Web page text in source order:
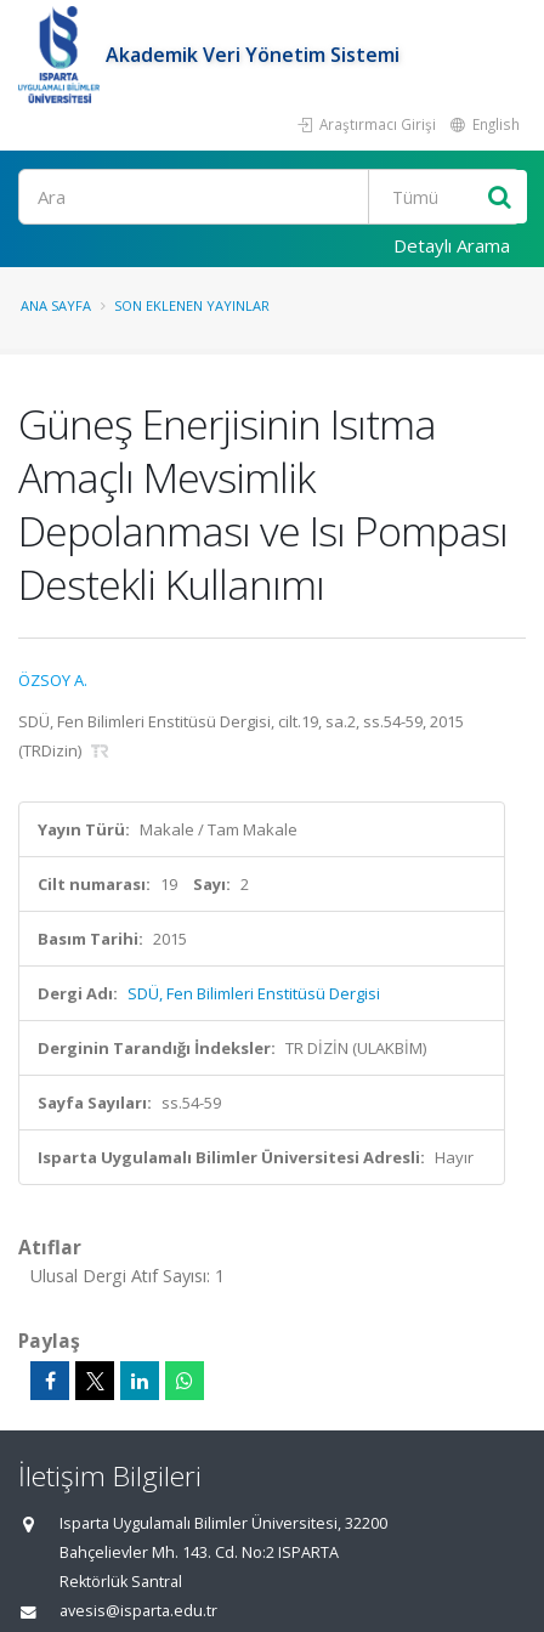
Akademik Veri Yönetim Sistemi
Araştırmacı Girişi English
Ara
Detaylı Arama
ANA SAYFA SON EKLENEN YAYINLAR
Güneş Enerjisinin Isıtma
Amaçlı Mevsimlik
Depolanması ve Isı Pompası
Destekli Kullanımı
ÖZSOY A.
SDÜ, Fen Bilimleri Enstitüsü Dergisi, cilt.19, sa.2, ss.54-59, 2015
(TRDizin)
Yayın Türü: Makale / Tam Makale
Cilt numarası: 19 Sayı: 2
Basım Tarihi: 2015
Dergi Adı: SDÜ, Fen Bilimleri Enstitüsü Dergisi
Derginin Tarandığı İndeksler: TR DİZİN (ULAKBİM)
Sayfa Sayıları: ss.54-59
Isparta Uygulamalı Bilimler Üniversitesi Adresli: Hayır
Atıflar
Ulusal Dergi Atıf Sayısı: 1
Paylaş
İletişim Bilgileri
Isparta Uygulamalı Bilimler Üniversitesi, 32200
Bahçelievler Mh. 143. Cd. No:2 ISPARTA
Rektörlük Santral
avesis@isparta.edu.tr